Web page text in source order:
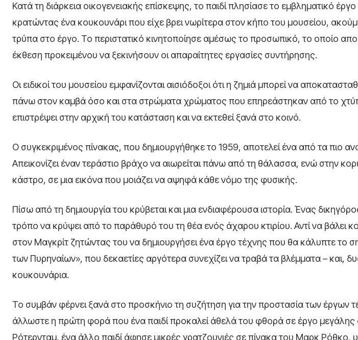
Κατά τη διάρκεια οικογενειακής επίσκεψης, το παιδί πλησίασε το εμβληματικό
κρατώντας ένα κουκουνάρι που είχε βρει νωρίτερα στον κήπο του μουσείου,
τρύπα στο έργο. Το περιστατικό κινητοποίησε αμέσως το προσωπικό, το οποίο
έκθεση προκειμένου να ξεκινήσουν οι απαραίτητες εργασίες συντήρησης.
Οι ειδικοί του μουσείου εμφανίζονται αισιόδοξοι ότι η ζημιά μπορεί να
πάνω στον καμβά όσο και στα στρώματα χρώματος που επηρεάστηκαν από το
επιστρέψει στην αρχική του κατάσταση και να εκτεθεί ξανά στο κοινό.
Ο συγκεκριμένος πίνακας, που δημιουργήθηκε το 1959, αποτελεί ένα από τα πιο
Απεικονίζει έναν τεράστιο βράχο να αιωρείται πάνω από τη θάλασσα, ενώ στην
κάστρο, σε μια εικόνα που μοιάζει να αψηφά κάθε νόμο της φυσικής.
Πίσω από τη δημιουργία του κρύβεται και μια ενδιαφέρουσα ιστορία. Ένας
τρόπο να κρύψει από το παράθυρό του τη θέα ενός άχαρου κτιρίου. Αντί να βάλει
στον Μαγκρίτ ζητώντας του να δημιουργήσει ένα έργο τέχνης που θα κάλυπτε το
των Πυρηναίων», που δεκαετίες αργότερα συνεχίζει να τραβά τα βλέμματα – και,
κουκουνάρια.
Το συμβάν φέρνει ξανά στο προσκήνιο τη συζήτηση για την προστασία των έργων
άλλωστε η πρώτη φορά που ένα παιδί προκαλεί άθελά του φθορά σε έργο μεγάλης
Ρότερνταμ, ένα άλλο παιδί άφησε μικρές γρατζουνιές σε πίνακα του Μαρκ Ρόθκο,